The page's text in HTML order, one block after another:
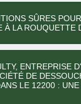
SÛRES
À LA ROUQUETTE
ENTREPRISE
DE
LE 12200 :